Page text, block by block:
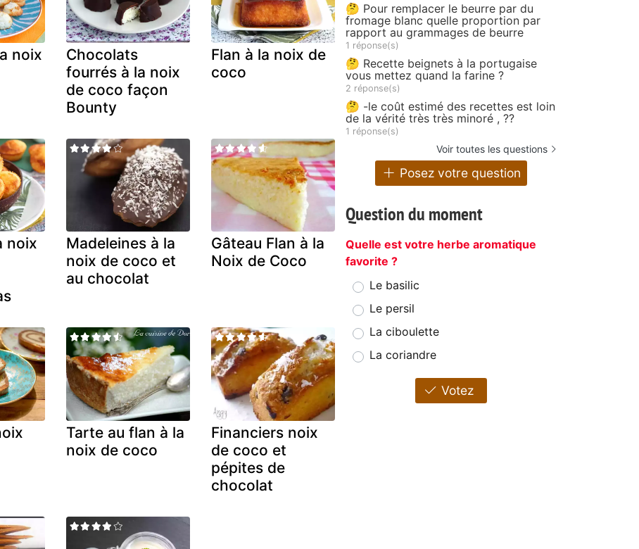
noix
Chocolats
fourrés à la noix
de coco façon
Bounty
Flan à la noix de
coco
noix
Madeleines à la
noix de coco et
au chocolat
Gâteau Flan à la
Noix de Coco
Tarte au flan à la
noix de coco
Financiers noix
de coco et
pépites de
chocolat
🤔 Pour remplacer le beurre par du
fromage blanc quelle proportion par
rapport au grammages de beurre
1 réponse(s)
🤔 Recette beignets à la portugaise
vous mettez quand la farine ?
2 réponse(s)
🤔 -le coût estimé des recettes est loin
de la vérité très très minoré , ??
1 réponse(s)
Voir toutes les questions
Posez votre question
Question du moment
Quelle est votre herbe aromatique
favorite ?
Le basilic
Le persil
La ciboulette
La coriandre
Votez